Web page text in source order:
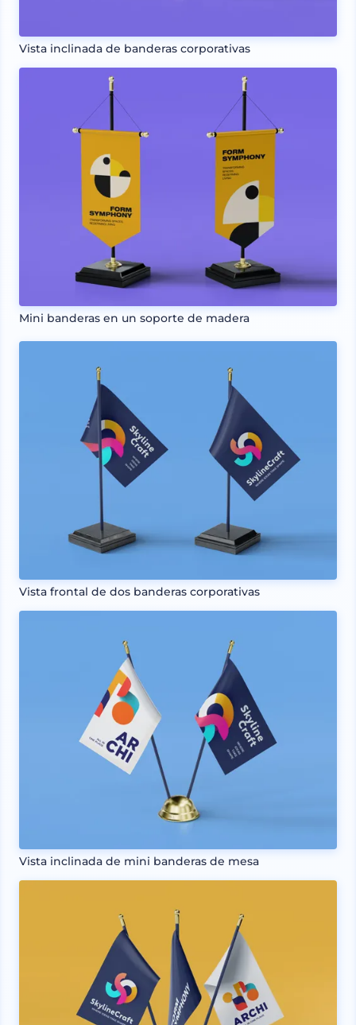
Vista inclinada de banderas corporativas
Mini banderas en un soporte de madera
Vista frontal de dos banderas corporativas
Vista inclinada de mini banderas de mesa